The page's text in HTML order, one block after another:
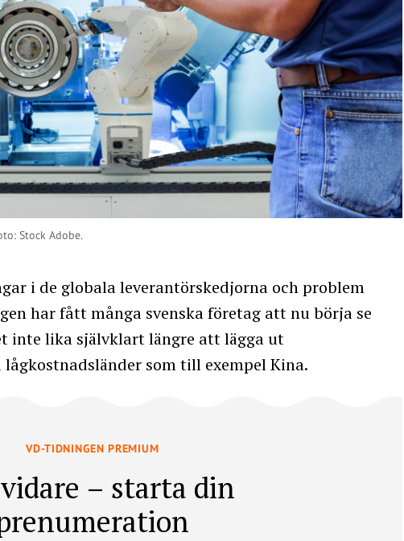
Stock Adobe.
i de globala leverantörskedjorna och problem
har fått många svenska företag att nu börja se
inte lika självklart längre att lägga ut
som till exempel Kina.
VD-TIDNINGEN PREMIUM
– starta din